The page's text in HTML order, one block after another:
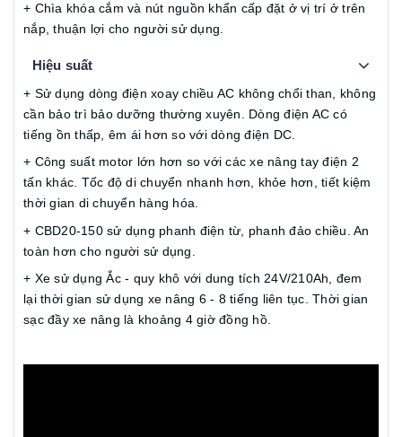
+ Chìa khóa cắm và nút nguồn khẩn cấp đặt ở vị trí ở trên
nắp, thuận lợi cho người sử dụng.
Hiệu suất
+ Sử dụng dòng điện xoay chiều AC không chổi than, không
cần bảo trì bảo dưỡng thường xuyên. Dòng điện AC có
tiếng ồn thấp, êm ái hơn so với dòng điện DC.
+ Công suất motor lớn hơn so với các xe nâng tay điện 2
tấn khác. Tốc độ di chuyển nhanh hơn, khỏe hơn, tiết kiệm
thời gian di chuyển hàng hóa.
+ CBD20-150 sử dụng phanh điện từ, phanh đảo chiều. An
toàn hơn cho người sử dụng.
+ Xe sử dụng Ắc - quy khô với dung tích 24V/210Ah, đem
lại thời gian sử dụng xe nâng 6 - 8 tiếng liên tục. Thời gian
sạc đầy xe nâng là khoảng 4 giờ đồng hồ.